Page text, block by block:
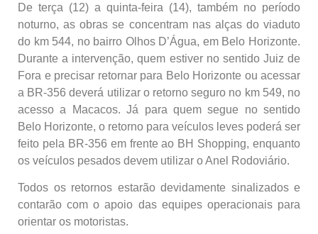
De terça (12) a quinta-feira (14), também no período
noturno, as obras se concentram nas alças do viaduto
do km 544, no bairro Olhos D’Água, em Belo Horizonte.
Durante a intervenção, quem estiver no sentido Juiz de
Fora e precisar retornar para Belo Horizonte ou acessar
a BR-356 deverá utilizar o retorno seguro no km 549, no
acesso a Macacos. Já para quem segue no sentido
Belo Horizonte, o retorno para veículos leves poderá ser
feito pela BR-356 em frente ao BH Shopping, enquanto
os veículos pesados devem utilizar o Anel Rodoviário.
Todos os retornos estarão devidamente sinalizados e
contarão com o apoio das equipes operacionais para
orientar os motoristas.